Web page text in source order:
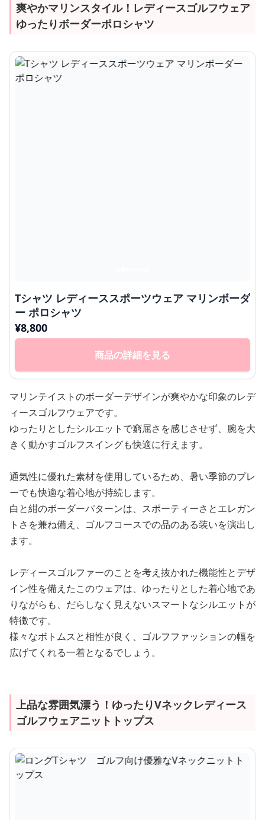
爽やかマリンスタイル！レディースゴルフウェア
ゆったりボーダーポロシャツ
Tシャツ レディーススポーツウェア マリンボーダ
ー ポロシャツ
¥8,800
商品の詳細を見る
マリンテイストのボーダーデザインが爽やかな印象のレデ
ィースゴルフウェアです。
ゆったりとしたシルエットで窮屈さを感じさせず、腕を大
きく動かすゴルフスイングも快適に行えます。
通気性に優れた素材を使用しているため、暑い季節のプレ
ーでも快適な着心地が持続します。
白と紺のボーダーパターンは、スポーティーさとエレガン
トさを兼ね備え、ゴルフコースでの品のある装いを演出し
ます。
レディースゴルファーのことを考え抜かれた機能性とデザ
イン性を備えたこのウェアは、ゆったりとした着心地であ
りながらも、だらしなく見えないスマートなシルエットが
特徴です。
様々なボトムスと相性が良く、ゴルフファッションの幅を
広げてくれる一着となるでしょう。
上品な雰囲気漂う！ゆったりVネックレディース
ゴルフウェアニットトップス